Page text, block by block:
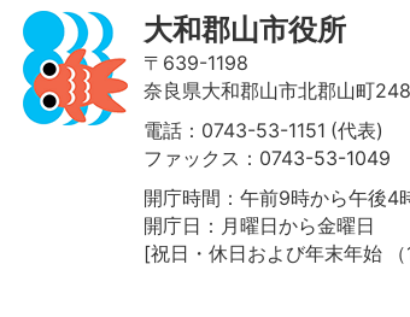
大和郡山市役所
〒639-1198
奈良県大和郡山市北郡山町
電話：0743-53-1151 (代表)
ファックス：0743-53-1049
開庁時間：午前9時から午後4
開庁日：月曜日から金曜日
[祝日・休日および年末年始